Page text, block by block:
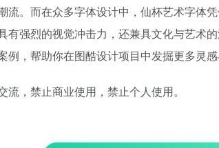
流。而在众多字体设计中，仙杯艺术字体
有强烈的视觉冲击力，还兼具文化与艺术
，帮助你在图酷设计项目中发掘更多灵感
，禁止商业使用，禁止个人使用。